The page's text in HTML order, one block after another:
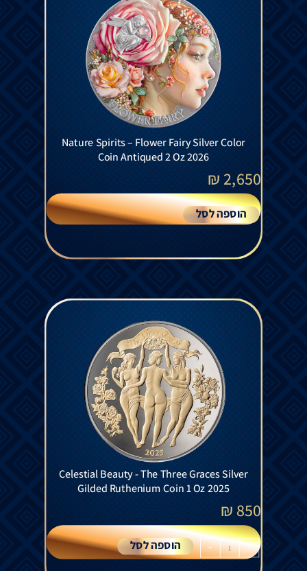
Nature Spirits – Flower Fairy Silver Color
Coin Antiqued 2 Oz 2026
2,650
₪
הוספה לסל
Celestial Beauty - The Three Graces Silver
Gilded Ruthenium Coin 1 Oz 2025
850
₪
-
+ הוספה לסל